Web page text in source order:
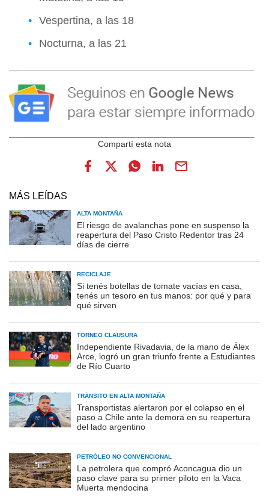
Vespertina, a las 18
Nocturna, a las 21
MÁS LEÍDAS
ALTA MONTAÑA
El riesgo de avalanchas pone en suspenso la
reapertura del Paso Cristo Redentor tras 24
días de cierre
RECICLAJE
Si tenés botellas de tomate vacías en casa,
tenés un tesoro en tus manos: por qué y para
qué sirven
TORNEO CLAUSURA
Independiente Rivadavia, de la mano de Álex
Arce, logró un gran triunfo frente a Estudiantes
de Río Cuarto
TRÁNSITO EN ALTA MONTAÑA
Transportistas alertaron por el colapso en el
paso a Chile ante la demora en su reapertura
del lado argentino
PETRÓLEO NO CONVENCIONAL
La petrolera que compró Aconcagua dio un
paso clave para su primer piloto en la Vaca
Muerta mendocina